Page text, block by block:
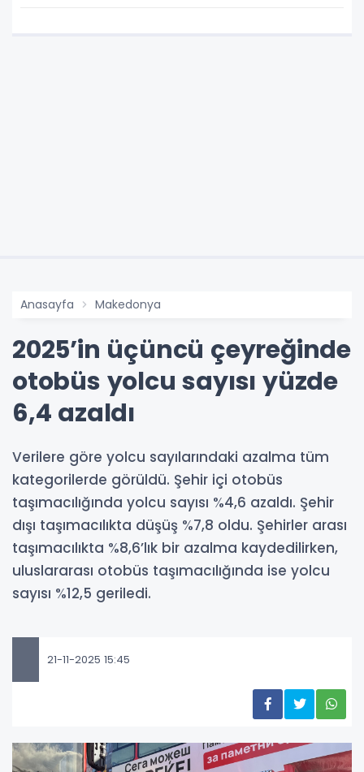
Anasayfa Makedonya
2025’in üçüncü çeyreğinde
otobüs yolcu sayısı yüzde
6,4 azaldı
Verilere göre yolcu sayılarındaki azalma tüm
kategorilerde görüldü. Şehir içi otobüs
taşımacılığında yolcu sayısı %4,6 azaldı. Şehir
dışı taşımacılıkta düşüş %7,8 oldu. Şehirler arası
taşımacılıkta %8,6’lık bir azalma kaydedilirken,
uluslararası otobüs taşımacılığında ise yolcu
sayısı %12,5 geriledi.
21-11-2025 15:45